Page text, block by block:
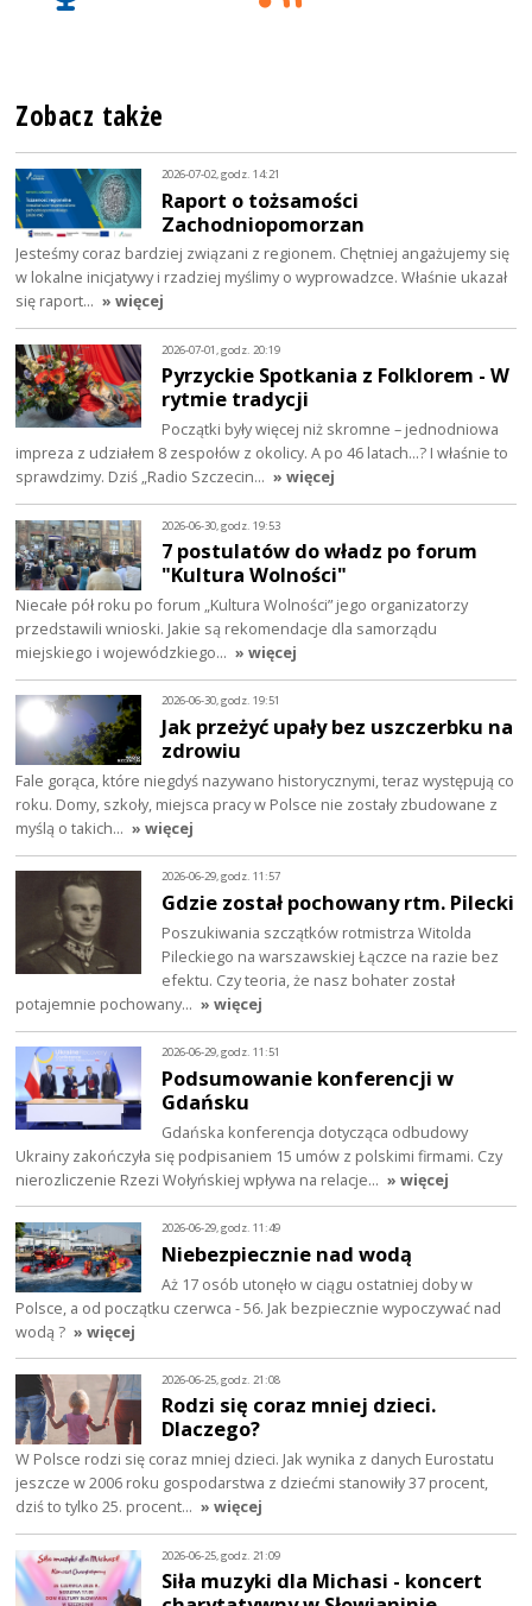
Zobacz także
2026-07-02, godz. 14:21
Raport o tożsamości
Zachodniopomorzan
Jesteśmy coraz bardziej związani z regionem. Chętniej angażujemy się
w lokalne inicjatywy i rzadziej myślimy o wyprowadzce. Właśnie ukazał
się raport… » więcej
2026-07-01, godz. 20:19
Pyrzyckie Spotkania z Folklorem - W
rytmie tradycji
Początki były więcej niż skromne – jednodniowa
impreza z udziałem 8 zespołów z okolicy. A po 46 latach…? I właśnie to
sprawdzimy. Dziś „Radio Szczecin… » więcej
2026-06-30, godz. 19:53
7 postulatów do władz po forum
"Kultura Wolności"
Niecałe pół roku po forum „Kultura Wolności” jego organizatorzy
przedstawili wnioski. Jakie są rekomendacje dla samorządu
miejskiego i wojewódzkiego… » więcej
2026-06-30, godz. 19:51
Jak przeżyć upały bez uszczerbku na
zdrowiu
Fale gorąca, które niegdyś nazywano historycznymi, teraz występują co
roku. Domy, szkoły, miejsca pracy w Polsce nie zostały zbudowane z
myślą o takich… » więcej
2026-06-29, godz. 11:57
Gdzie został pochowany rtm. Pilecki
Poszukiwania szczątków rotmistrza Witolda
Pileckiego na warszawskiej Łączce na razie bez
efektu. Czy teoria, że nasz bohater został
potajemnie pochowany… » więcej
2026-06-29, godz. 11:51
Podsumowanie konferencji w
Gdańsku
Gdańska konferencja dotycząca odbudowy
Ukrainy zakończyła się podpisaniem 15 umów z polskimi firmami. Czy
nierozliczenie Rzezi Wołyńskiej wpływa na relacje… » więcej
2026-06-29, godz. 11:49
Niebezpiecznie nad wodą
Aż 17 osób utonęło w ciągu ostatniej doby w
Polsce, a od początku czerwca - 56. Jak bezpiecznie wypoczywać nad
wodą ? » więcej
2026-06-25, godz. 21:08
Rodzi się coraz mniej dzieci.
Dlaczego?
W Polsce rodzi się coraz mniej dzieci. Jak wynika z danych Eurostatu
jeszcze w 2006 roku gospodarstwa z dziećmi stanowiły 37 procent,
dziś to tylko 25. procent… » więcej
2026-06-25, godz. 21:09
Siła muzyki dla Michasi - koncert